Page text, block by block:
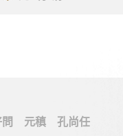
元稹
孔尚任